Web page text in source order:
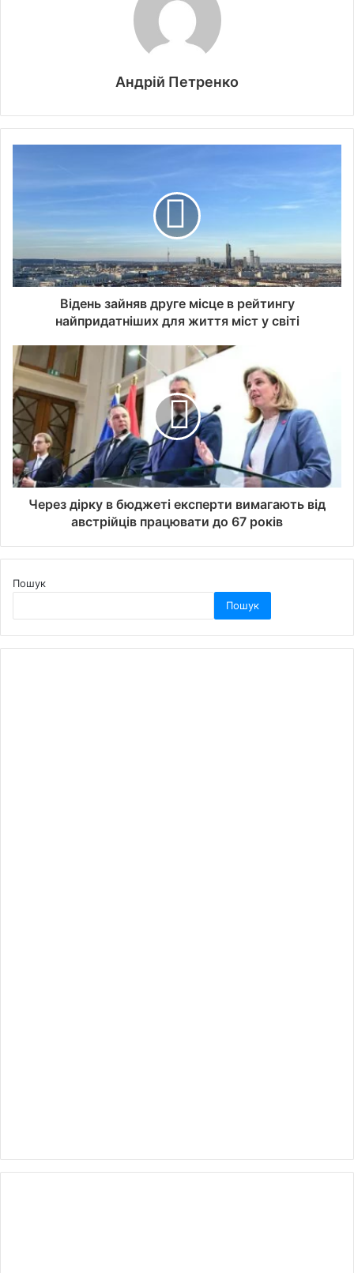
Андрій Петренко
Відень зайняв друге місце в рейтингу
найпридатніших для життя міст у світі
Через дірку в бюджеті експерти вимагають від
австрійців працювати до 67 років
Пошук
Пошук